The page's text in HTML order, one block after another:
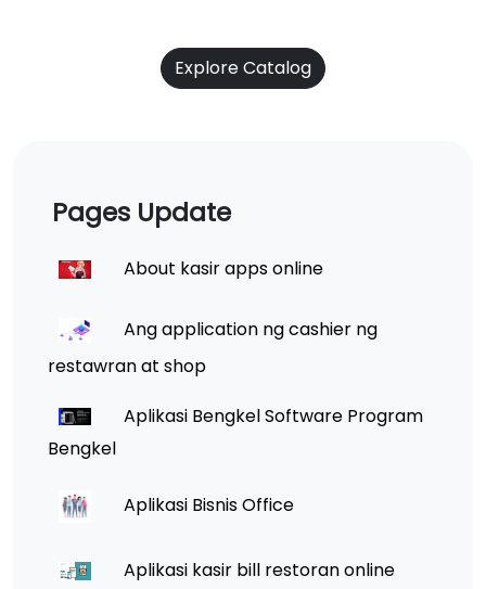
Explore Catalog
Pages Update
About kasir apps online
Ang application ng cashier ng
restawran at shop
Aplikasi Bengkel Software Program
Bengkel
Aplikasi Bisnis Office
Aplikasi kasir bill restoran online